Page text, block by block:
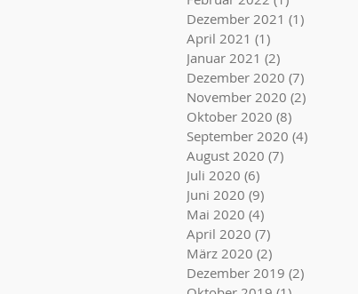
Dezember 2021 (1)
April 2021 (1)
Januar 2021 (2)
Dezember 2020 (7)
November 2020 (2)
Oktober 2020 (8)
September 2020 (4)
August 2020 (7)
Juli 2020 (6)
Juni 2020 (9)
Mai 2020 (4)
April 2020 (7)
März 2020 (2)
Dezember 2019 (2)